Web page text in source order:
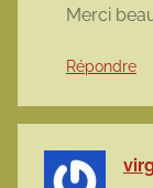
Merci
Répondre